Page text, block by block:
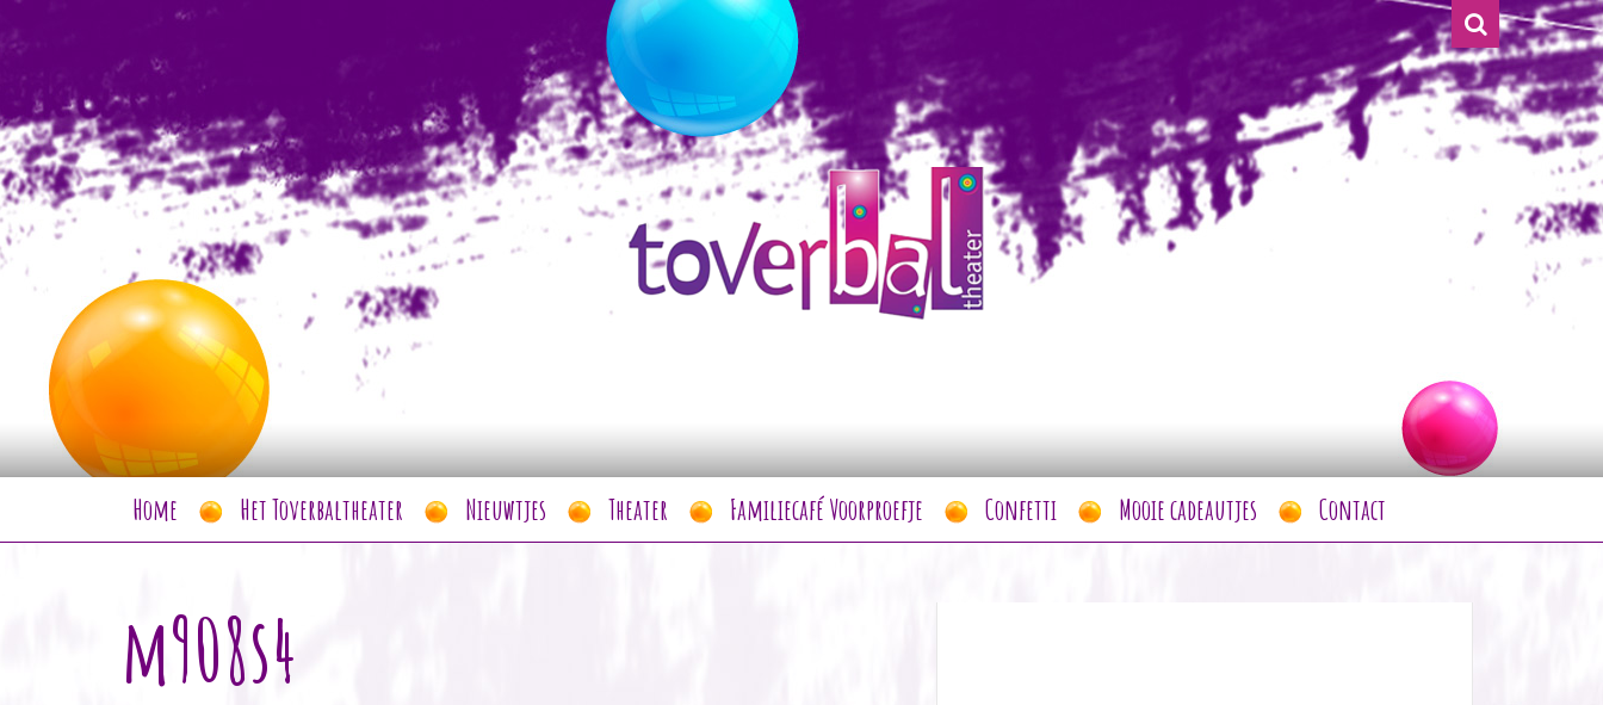
Home Het Toverbaltheater Nieuwtjes Theater Familiecafé Voorproefje Confetti Mooie cadeautjes Contact
m908s4